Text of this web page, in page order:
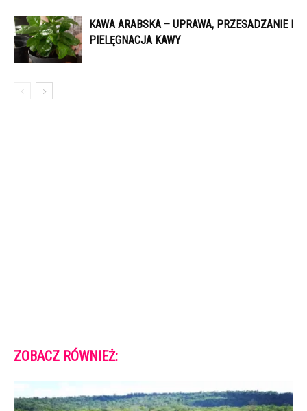
KAWA ARABSKA – UPRAWA, PRZESADZANIE I
PIELĘGNACJA KAWY
ZOBACZ RÓWNIEŻ: